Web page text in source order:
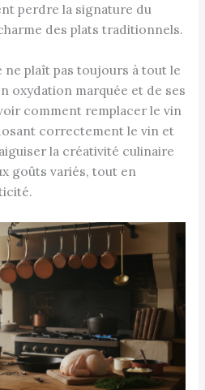
perdre la signature du
des plats traditionnels.
ne plaît pas toujours à tout le
oxydation marquée et de ses
comment remplacer le vin
correctement le vin et
la créativité culinaire
goûts variés, tout en